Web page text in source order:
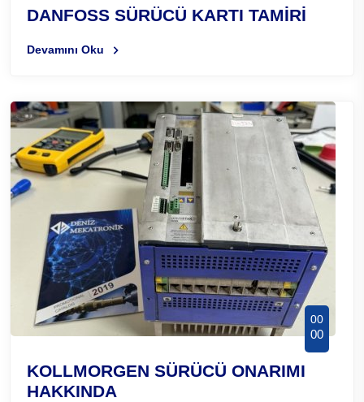
DANFOSS SÜRÜCÜ KARTI TAMİRİ
Devamını Oku
00
00
KOLLMORGEN SÜRÜCÜ ONARIMI
HAKKINDA